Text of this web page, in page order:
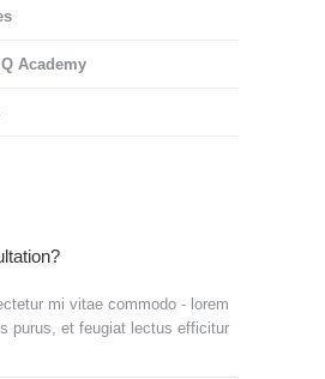
Academy
mi vitae commodo - lorem
purus, et feugiat lectus efficitur